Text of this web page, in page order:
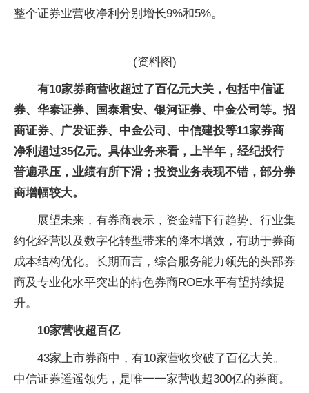
整个证券业营收净利分别增长9%和5%。
(资料图)
有10家券商营收超过了百亿元大关，包括中信证
券、华泰证券、国泰君安、银河证券、中金公司等。招
商证券、广发证券、中金公司、中信建投等11家券商
净利超过35亿元。具体业务来看，上半年，经纪投行
普遍承压，业绩有所下滑；投资业务表现不错，部分券
商增幅较大。
展望未来，有券商表示，资金端下行趋势、行业集
约化经营以及数字化转型带来的降本增效，有助于券商
成本结构优化。长期而言，综合服务能力领先的头部券
商及专业化水平突出的特色券商ROE水平有望持续提
升。
10家营收超百亿
43家上市券商中，有10家营收突破了百亿大关。
中信证券遥遥领先，是唯一一家营收超300亿的券商。